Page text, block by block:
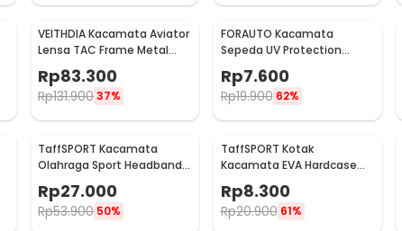
VEITHDIA Kacamata Aviator
Lensa TAC Frame Metal
Polarized Sunglasses -
V3088
Rp83.300
Rp131.90037%
FORAUTO Kacamata
Sepeda UV Protection
Outdoor Cycling
Sunglasses - NJ747
Rp7.600
Rp19.900 62%
TaffSPORT Kacamata
Olahraga Sport Headband
Rp27.000
Rp53.900 50%
TaffSPORT Kotak
Kacamata EVA Hardcase
Waterproof
Rp8.300
Rp20.900 61%